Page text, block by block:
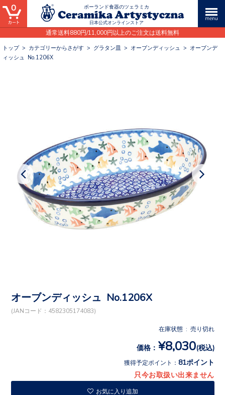
ポーランド食器のツェラミカ
日本公式オンラインストア
通常送料880円/11,000円以上のご注文は送料無料
0
トップ> カテゴリーからさがす > グラタン皿 > オーブンディッシュ > オーブンデ
ィッシュ No.1206X
オーブンディッシュ No.1206X
(JANコード：4582305174083)
在庫状態 : 売り切れ
価格： ¥8,030(税込)
獲得予定ポイント： 81ポイント
只今お取扱い出来ません
お気に入り追加